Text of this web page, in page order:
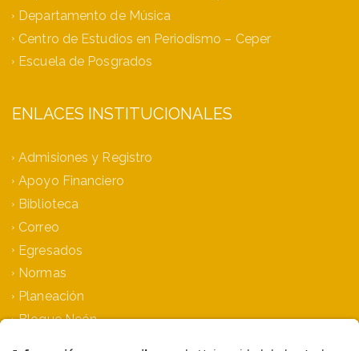
Departamento de Música
Centro de Estudios en Periodismo – Ceper
Escuela de Posgrados
ENLACES INSTITUCIONALES
Admisiones y Registro
Apoyo Financiero
Biblioteca
Correo
Egresados
Normas
Planeación
Bloque Neón